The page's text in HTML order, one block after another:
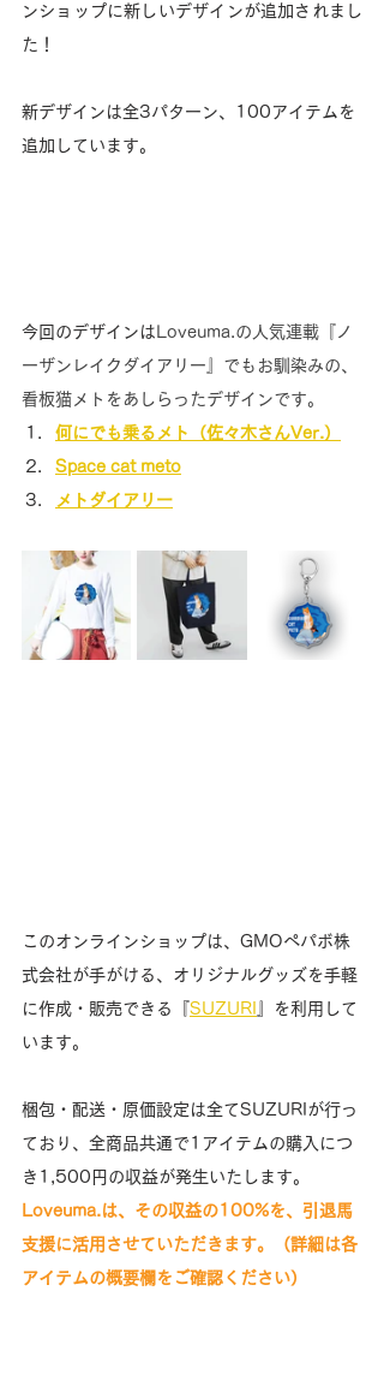
ンショップに新しいデザインが追加されまし
た！
新デザインは全3パターン、100アイテムを
追加しています。
今回のデザインは Loveuma.の人気連載『ノ
ーザンレイクダイアリー』でもお馴染みの、
看板猫メトをあしらったデザインです。
何にでも乗るメト（佐々木さんVer.）
Space cat meto
メトダイアリー
このオンラインショップは、GMOペパボ株
式会社が手がける、オリジナルグッズを手軽
に作成・販売できる『 SUZURI
』を利用して
います。
梱包・配送・原価設定は全てSUZURIが行っ
ており、全商品共通で1アイテムの購入につ
き1,500円の収益が発生いたします。
Loveuma.は、その収益の100%を、引退馬
支援に活用させていただきます。（詳細は各
アイテムの概要欄をご確認ください）